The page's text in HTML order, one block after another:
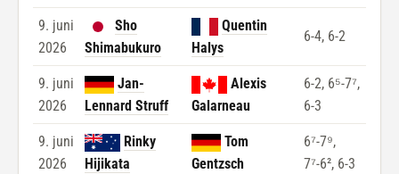
9. juni
2026
Sho
Shimabukuro
Quentin
Halys
6-4, 6-2
9. juni
2026
Jan-
Lennard Struff
Alexis
Galarneau
6-2, 6⁵-7⁷,
6-3
9. juni
2026
Rinky
Hijikata
Tom
Gentzsch
6⁷-7⁹,
7⁷-6², 6-3